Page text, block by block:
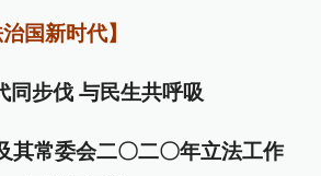
国新时代】
同步伐 与民生共呼吸
常委会二〇二〇年立法工作